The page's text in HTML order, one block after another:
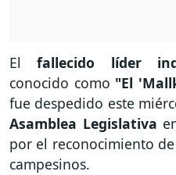
El fallecido líder
conocido como "El
fue despedido este
Asamblea Legislativa
por el reconocimiento
campesinos.